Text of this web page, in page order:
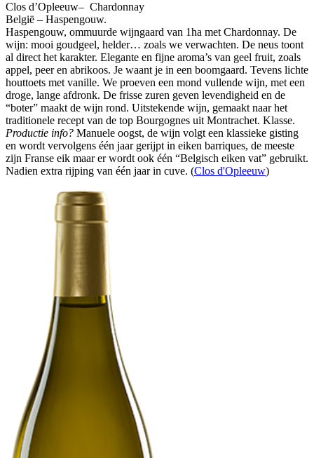
Clos d’Opleeuw– Chardonnay
België – Haspengouw.
Haspengouw, ommuurde wijngaard van 1ha met Chardonnay. De
wijn: mooi goudgeel, helder… zoals we verwachten. De neus toont
al direct het karakter. Elegante en fijne aroma’s van geel fruit, zoals
appel, peer en abrikoos. Je waant je in een boomgaard. Tevens lichte
houttoets met vanille. We proeven een mond vullende wijn, met een
droge, lange afdronk. De frisse zuren geven levendigheid en de
“boter” maakt de wijn rond. Uitstekende wijn, gemaakt naar het
traditionele recept van de top Bourgognes uit Montrachet. Klasse.
Productie info? Manuele oogst, de wijn volgt een klassieke gisting
en wordt vervolgens één jaar gerijpt in eiken barriques, de meeste
zijn Franse eik maar er wordt ook één “Belgisch eiken vat” gebruikt.
Nadien extra rijping van één jaar in cuve. (Clos d'Opleeuw)